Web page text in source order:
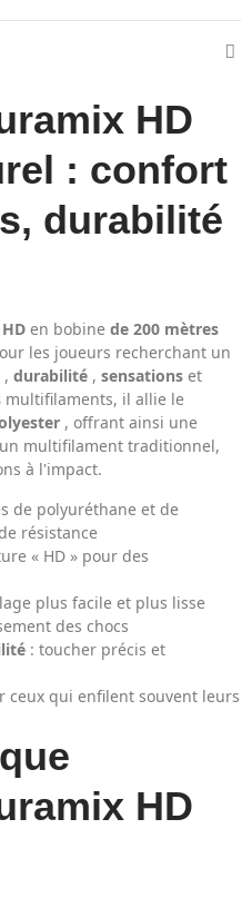
HD
: confort
durabilité
en bobine de 200 mètres
les joueurs recherchant un
, durabilité , sensations et
multifilaments, il allie le
, offrant ainsi une
multifilament traditionnel,
à l'impact.
de polyuréthane et de
résistance
« HD » pour des
plus facile et plus lisse
des chocs
: toucher précis et
ceux qui enfilent souvent leurs
HD